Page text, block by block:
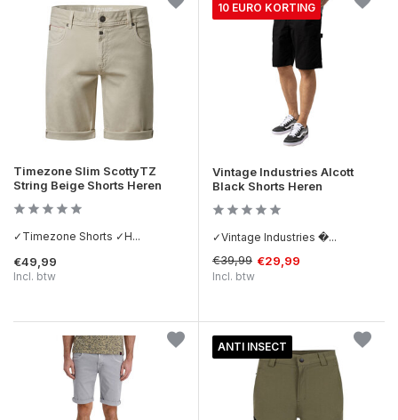
Timezone Slim ScottyTZ
String Beige Shorts Heren
✓Timezone Shorts ✓H...
€49,99
Incl. btw
10 EURO KORTING
Vintage Industries Alcott
Black Shorts Heren
✓Vintage Industries �...
€39,99 €29,99
Incl. btw
ANTI INSECT